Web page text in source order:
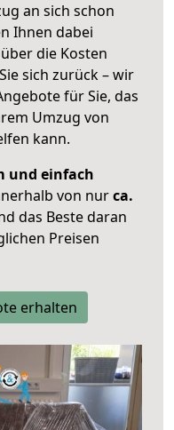
an sich schon
Ihnen dabei
die Kosten
sich zurück – wir
für Sie, das
Umzug von
kann.
und einfach
von nurca.
das Beste daran
Preisen
erhalten